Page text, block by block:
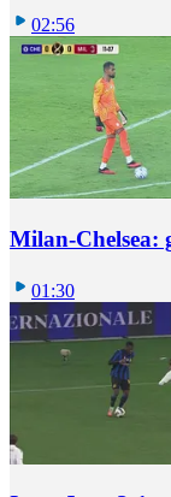
02:56
Milan-Chelsea:
01:30